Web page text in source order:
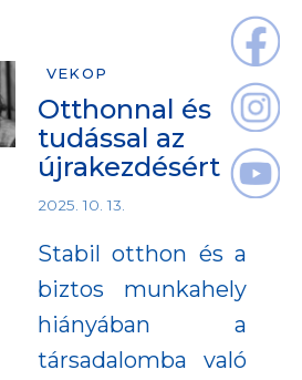
VEKOP
Otthonnal és
tudással az
újrakezdésért
2025. 10. 13.
Stabil otthon és a
biztos munkahely
hiányában a
társadalomba való